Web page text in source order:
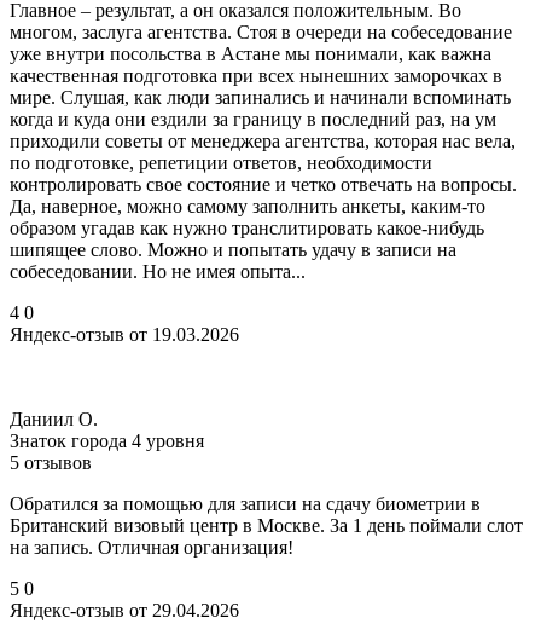
Главное – результат, а он оказался положительным. Во
многом, заслуга агентства. Стоя в очереди на собеседование
уже внутри посольства в Астане мы понимали, как важна
качественная подготовка при всех нынешних заморочках в
мире. Слушая, как люди запинались и начинали вспоминать
когда и куда они ездили за границу в последний раз, на ум
приходили советы от менеджера агентства, которая нас вела,
по подготовке, репетиции ответов, необходимости
контролировать свое состояние и четко отвечать на вопросы.
Да, наверное, можно самому заполнить анкеты, каким-то
образом угадав как нужно транслитировать какое-нибудь
шипящее слово. Можно и попытать удачу в записи на
собеседовании. Но не имея опыта...
4 0
Яндекс-отзыв от 19.03.2026
Даниил О.
Знаток города 4 уровня
5 отзывов
Обратился за помощью для записи на сдачу биометрии в
Британский визовый центр в Москве. За 1 день поймали слот
на запись. Отличная организация!
5 0
Яндекс-отзыв от 29.04.2026